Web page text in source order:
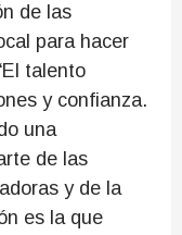
de las
para hacer
talento
y confianza.
una
de las
y de la
es la que